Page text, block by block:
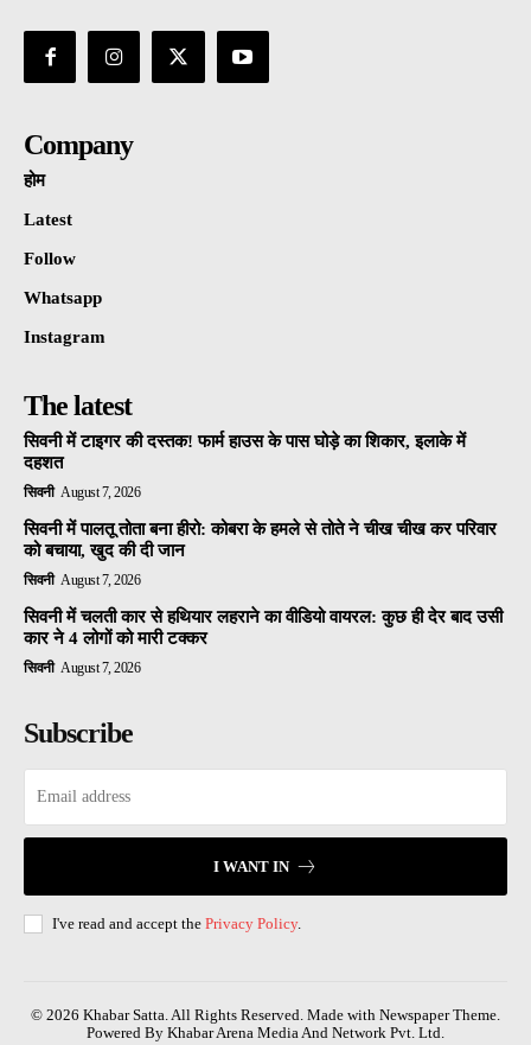
Company
होम
Latest
Follow
Whatsapp
Instagram
The latest
सिवनी में टाइगर की दस्तक! फार्म हाउस के पास घोड़े का शिकार, इलाके में
दहशत
सिवनी August 7, 2026
सिवनी में पालतू तोता बना हीरो: कोबरा के हमले से तोते ने चीख चीख कर परिवार
को बचाया, खुद की दी जान
सिवनी August 7, 2026
सिवनी में चलती कार से हथियार लहराने का वीडियो वायरल: कुछ ही देर बाद उसी
कार ने 4 लोगों को मारी टक्कर
सिवनी August 7, 2026
Subscribe
I WANT IN
I've read and accept the Privacy Policy.
© 2026 Khabar Satta. All Rights Reserved. Made with Newspaper Theme.
Powered By Khabar Arena Media And Network Pvt. Ltd.